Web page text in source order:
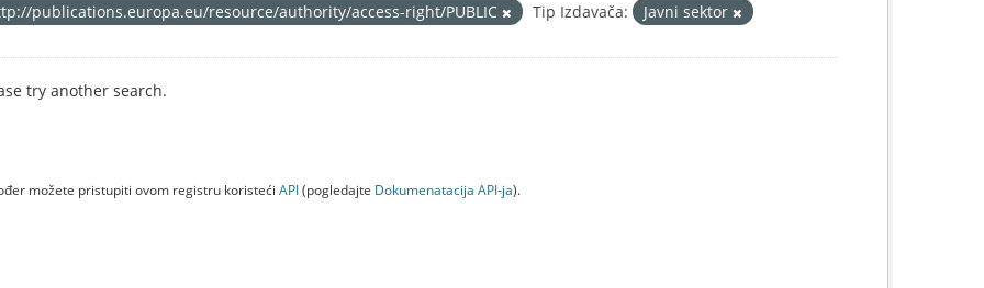
publications.europa.eu/resource/authority/access-right/PUBLIC
Tip Izdavača: Javni sektor
try another search.
možete pristupiti ovom registru koristeći API(pogledajte Dokumenаtаcijа API-jа).